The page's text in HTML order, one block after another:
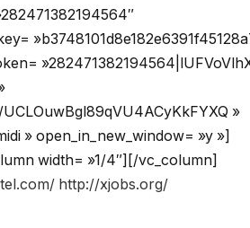
»
» open_in_new_window= »y »]
width= »1/4″][/vc_column]
http://xjobs.org/